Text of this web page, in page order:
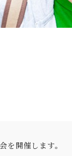
を開催します。